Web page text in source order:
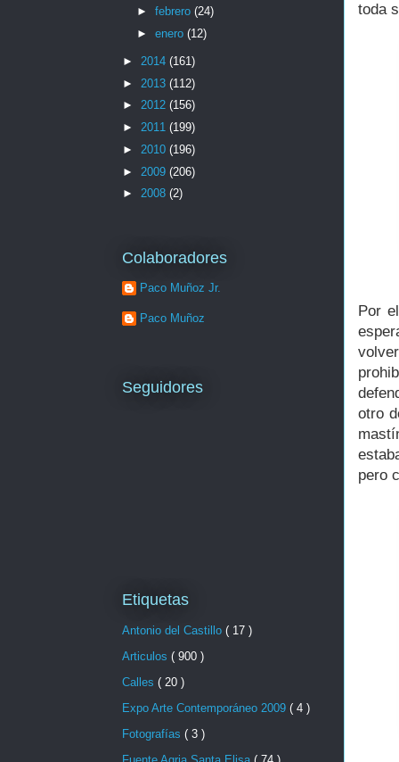
toda
Por
otro
pero
► febrero (24)
► enero (12)
► 2014 (161)
► 2013 (112)
► 2012 (156)
► 2011 (199)
► 2010 (196)
► 2009 (206)
► 2008 (2)
Colaboradores
Paco Muñoz Jr.
Paco Muñoz
Seguidores
Etiquetas
Antonio del Castillo ( 17 )
Articulos ( 900 )
Calles ( 20 )
Expo Arte Contemporáneo 2009 ( 4 )
Fotografías ( 3 )